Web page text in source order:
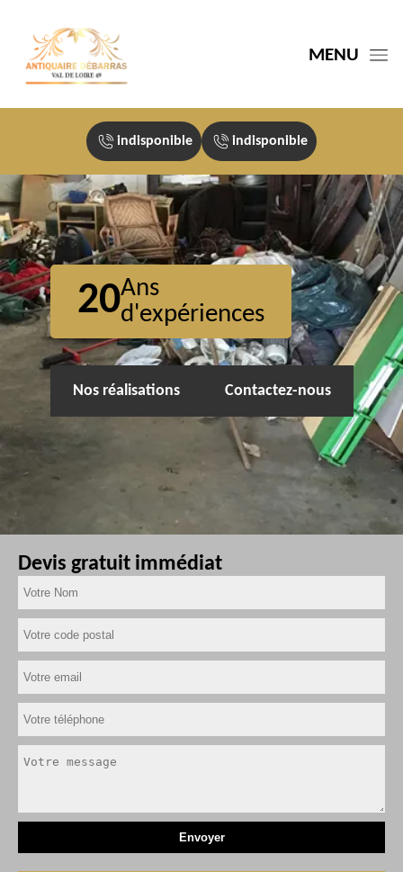
MENU
indisponible indisponible
20Ans
d'expériences
Nos réalisations Contactez-nous
Devis gratuit immédiat